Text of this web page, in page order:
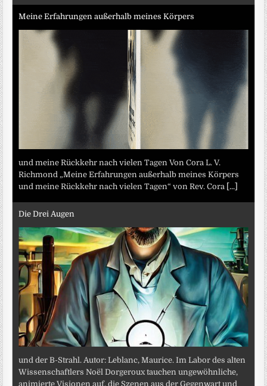
Meine Erfahrungen außerhalb meines Körpers
und meine Rückkehr nach vielen Tagen Von Cora L. V.
Richmond „Meine Erfahrungen außerhalb meines Körpers
und meine Rückkehr nach vielen Tagen“ von Rev. Cora [...]
Die Drei Augen
und der B-Strahl. Autor: Leblanc, Maurice. Im Labor des alten
Wissenschaftlers Noël Dorgeroux tauchen ungewöhnliche,
animierte Visionen auf, die Szenen aus der Gegenwart und